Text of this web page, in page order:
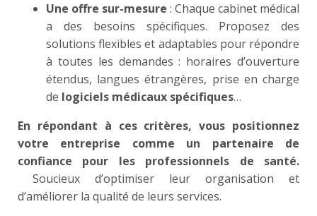
Une offre sur-mesure : Chaque cabinet médical
a des besoins spécifiques. Proposez des
solutions flexibles et adaptables pour répondre
à toutes les demandes : horaires d’ouverture
étendus, langues étrangères, prise en charge
de logiciels médicaux spécifiques…
En répondant à ces critères, vous positionnez
votre entreprise comme un partenaire de
confiance pour les professionnels de santé.
Soucieux d’optimiser leur organisation et
d’améliorer la qualité de leurs services.